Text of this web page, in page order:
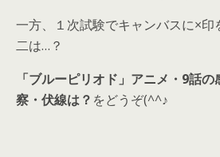
一方、１次試験でキャンバスに×印
二は…？
「ブルーピリオド」アニメ・9話
察・伏線は？ をどうぞ(^^♪